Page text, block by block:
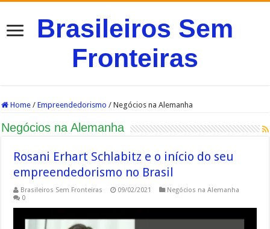
Brasileiros Sem
Fronteiras
Home / Empreendedorismo / Negócios na Alemanha
Negócios na Alemanha
Rosani Erhart Schlabitz e o início do seu
empreendedorismo no Brasil
Brasileiros Sem Fronteiras 09/02/2021
Negócios na Alemanha
0